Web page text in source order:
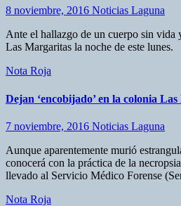
8 noviembre, 2016 Noticias Laguna
Ante el hallazgo de un cuerpo sin vida
Las Margaritas la noche de este lunes.
Nota Roja
Dejan ‘encobijado’ en la colonia
7 noviembre, 2016 Noticias Laguna
Aunque aparentemente murió
conocerá con la práctica de la
llevado al Servicio Médico Forense
Nota Roja